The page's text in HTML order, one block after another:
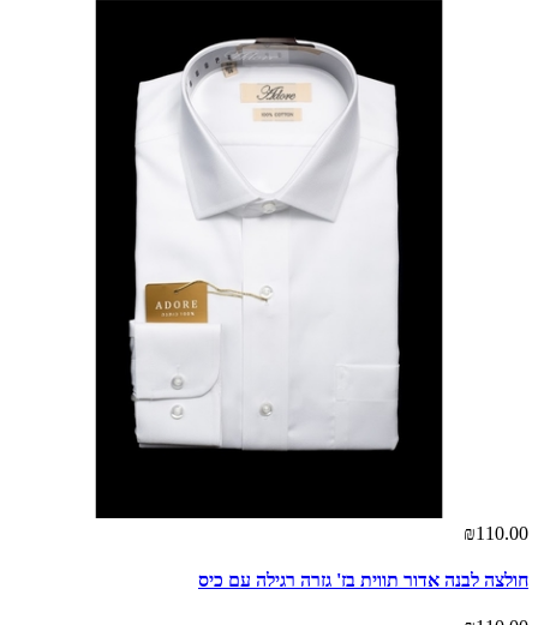
₪110.00
חולצה לבנה אדור תווית בז' גזרה רגילה עם כיס